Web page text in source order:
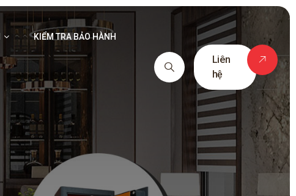
KIỂM TRA BẢO HÀNH
Liên
hệ